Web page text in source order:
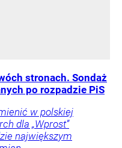
stronach. Sondaż
po rozpadzie PiS
w polskiej
dla „Wprost”
największym